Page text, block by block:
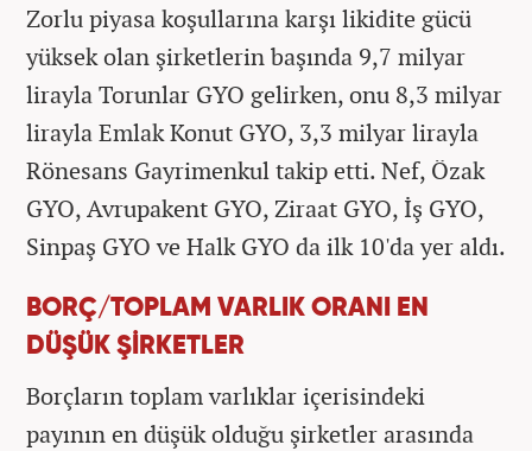
Zorlu piyasa koşullarına karşı likidite gücü
yüksek olan şirketlerin başında 9,7 milyar
lirayla Torunlar GYO gelirken, onu 8,3 milyar
lirayla Emlak Konut GYO, 3,3 milyar lirayla
Rönesans Gayrimenkul takip etti. Nef, Özak
GYO, Avrupakent GYO, Ziraat GYO, İş GYO,
Sinpaş GYO ve Halk GYO da ilk 10'da yer aldı.
BORÇ/TOPLAM VARLIK ORANI EN
DÜŞÜK ŞİRKETLER
Borçların toplam varlıklar içerisindeki
payının en düşük olduğu şirketler arasında